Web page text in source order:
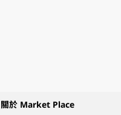
關於 Market Place